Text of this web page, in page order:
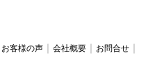
お客様の声 会社概要
お問合せ